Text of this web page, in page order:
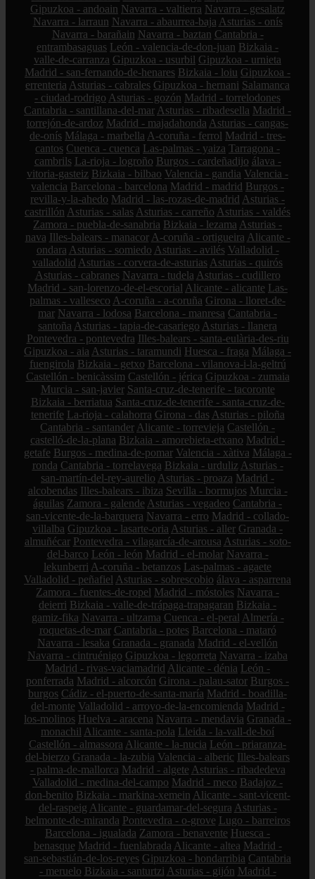
Gipuzkoa - andoain Navarra - valtierra Navarra - gesalatz
Navarra - larraun Navarra - abaurrea-baja Asturias - onís
Navarra - barañain Navarra - baztan Cantabria -
entrambasaguas León - valencia-de-don-juan Bizkaia -
valle-de-carranza Gipuzkoa - usurbil Gipuzkoa - urnieta
Madrid - san-fernando-de-henares Bizkaia - loiu Gipuzkoa -
errenteria Asturias - cabrales Gipuzkoa - hernani Salamanca
- ciudad-rodrigo Asturias - gozón Madrid - torrelodones
Cantabria - santillana-del-mar Asturias - ribadesella Madrid -
torrejón-de-ardoz Madrid - majadahonda Asturias - cangas-
de-onís Málaga - marbella A-coruña - ferrol Madrid - tres-
cantos Cuenca - cuenca Las-palmas - yaiza Tarragona -
cambrils La-rioja - logroño Burgos - cardeñadijo álava -
vitoria-gasteiz Bizkaia - bilbao Valencia - gandia Valencia -
valencia Barcelona - barcelona Madrid - madrid Burgos -
revilla-y-la-ahedo Madrid - las-rozas-de-madrid Asturias -
castrillón Asturias - salas Asturias - carreño Asturias - valdés
Zamora - puebla-de-sanabria Bizkaia - lezama Asturias -
nava Illes-balears - manacor A-coruña - ortigueira Alicante -
ondara Asturias - somiedo Asturias - avilés Valladolid -
valladolid Asturias - corvera-de-asturias Asturias - quirós
Asturias - cabranes Navarra - tudela Asturias - cudillero
Madrid - san-lorenzo-de-el-escorial Alicante - alicante Las-
palmas - valleseco A-coruña - a-coruña Girona - lloret-de-
mar Navarra - lodosa Barcelona - manresa Cantabria -
santoña Asturias - tapia-de-casariego Asturias - llanera
Pontevedra - pontevedra Illes-balears - santa-eulària-des-riu
Gipuzkoa - aia Asturias - taramundi Huesca - fraga Málaga -
fuengirola Bizkaia - getxo Barcelona - vilanova-i-la-geltrú
Castellón - benicàssim Castellón - jérica Gipuzkoa - zumaia
Murcia - san-javier Santa-cruz-de-tenerife - tacoronte
Bizkaia - berriatua Santa-cruz-de-tenerife - santa-cruz-de-
tenerife La-rioja - calahorra Girona - das Asturias - piloña
Cantabria - santander Alicante - torrevieja Castellón -
castelló-de-la-plana Bizkaia - amorebieta-etxano Madrid -
getafe Burgos - medina-de-pomar Valencia - xàtiva Málaga -
ronda Cantabria - torrelavega Bizkaia - urduliz Asturias -
san-martín-del-rey-aurelio Asturias - proaza Madrid -
alcobendas Illes-balears - ibiza Sevilla - bormujos Murcia -
águilas Zamora - galende Asturias - vegadeo Cantabria -
san-vicente-de-la-barquera Navarra - erro Madrid - collado-
villalba Gipuzkoa - lasarte-oria Asturias - aller Granada -
almuñécar Pontevedra - vilagarcía-de-arousa Asturias - soto-
del-barco León - león Madrid - el-molar Navarra -
lekunberri A-coruña - betanzos Las-palmas - agaete
Valladolid - peñafiel Asturias - sobrescobio álava - asparrena
Zamora - fuentes-de-ropel Madrid - móstoles Navarra -
deierri Bizkaia - valle-de-trápaga-trapagaran Bizkaia -
gamiz-fika Navarra - ultzama Cuenca - el-peral Almería -
roquetas-de-mar Cantabria - potes Barcelona - mataró
Navarra - lesaka Granada - granada Madrid - el-vellón
Navarra - cintruénigo Gipuzkoa - legorreta Navarra - izaba
Madrid - rivas-vaciamadrid Alicante - dénia León -
ponferrada Madrid - alcorcón Girona - palau-sator Burgos -
burgos Cádiz - el-puerto-de-santa-maría Madrid - boadilla-
del-monte Valladolid - arroyo-de-la-encomienda Madrid -
los-molinos Huelva - aracena Navarra - mendavia Granada -
monachil Alicante - santa-pola Lleida - la-vall-de-boí
Castellón - almassora Alicante - la-nucia León - priaranza-
del-bierzo Granada - la-zubia Valencia - alberic Illes-balears
- palma-de-mallorca Madrid - algete Asturias - ribadedeva
Valladolid - medina-del-campo Madrid - meco Badajoz -
don-benito Bizkaia - markina-xemein Alicante - sant-vicent-
del-raspeig Alicante - guardamar-del-segura Asturias -
belmonte-de-miranda Pontevedra - o-grove Lugo - barreiros
Barcelona - igualada Zamora - benavente Huesca -
benasque Madrid - fuenlabrada Alicante - altea Madrid -
san-sebastián-de-los-reyes Gipuzkoa - hondarribia Cantabria
- meruelo Bizkaia - santurtzi Asturias - gijón Madrid -